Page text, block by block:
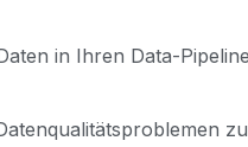
in Ihren Data-